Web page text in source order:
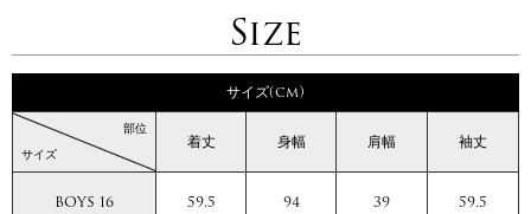
Size
サイズ(cm)
サイズ
部位
着丈 身幅 肩幅 袖丈
BOYS 16 59.5 94 39 59.5